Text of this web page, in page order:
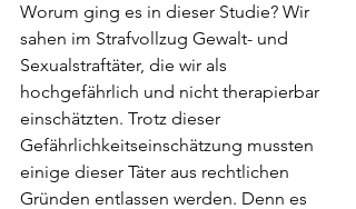
Worum ging es in dieser Studie? Wir
sahen im Strafvollzug Gewalt- und
Sexualstraftäter, die wir als
hochgefährlich und nicht therapierbar
einschätzten. Trotz dieser
Gefährlichkeitseinschätzung mussten
einige dieser Täter aus rechtlichen
Gründen entlassen werden. Denn es